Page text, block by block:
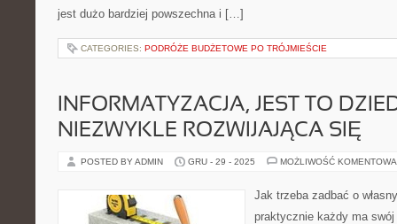
jest dużo bardziej powszechna i […]
CATEGORIES: PODRÓŻE BUDŻETOWE PO TRÓJMIEŚCIE
INFORMATYZACJA, JEST TO
NIEZWYKLE ROZWIJAJĄCA SIĘ
POSTED BY ADMIN GRU - 29 - 2025 MOŻLIWOŚĆ
Jak trzeba zadbać o
praktycznie każdy ma